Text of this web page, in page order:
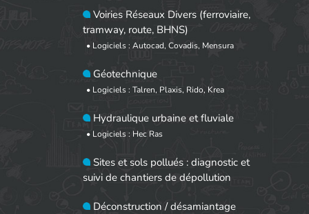
Voiries Réseaux Divers (ferroviaire,
tramway, route, BHNS)
• Logiciels : Autocad, Covadis, Mensura
Géotechnique
• Logiciels : Talren, Plaxis, Rido, Krea
Hydraulique urbaine et fluviale
• Logiciels : Hec Ras
Sites et sols pollués : diagnostic et
suivi de chantiers de dépollution
Déconstruction / désamiantage